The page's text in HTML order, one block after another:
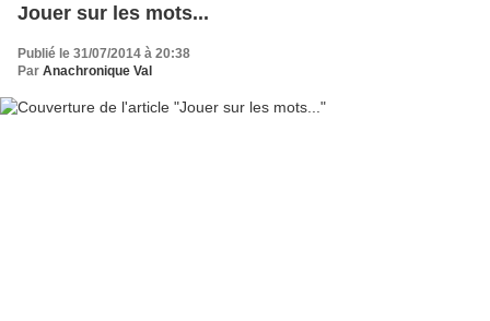
Jouer sur les mots...
Publié le 31/07/2014 à 20:38
Par Anachronique Val